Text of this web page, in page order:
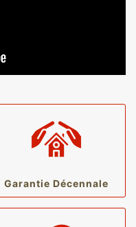
Garantie Décennale